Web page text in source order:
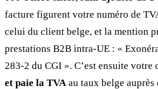
facture figurent votre numéro de
celui du client belge, et la mention
prestations B2B intra-UE : «
283-2 du CGI ». C’est ensuite
et paie la TVAau taux belge